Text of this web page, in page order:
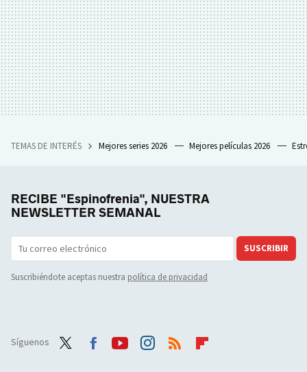
TEMAS DE INTERÉS Mejores series 2026 Mejores películas 2026
RECIBE "Espinofrenia", NUESTRA
NEWSLETTER SEMANAL
SUSCRIBIR
Suscribiéndote aceptas nuestra política de privacidad
Síguenos